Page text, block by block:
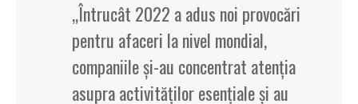
„Întrucât 2022 a adus noi provocări
pentru afaceri la nivel mondial,
companiile și-au concentrat atenția
asupra activităților esențiale și au